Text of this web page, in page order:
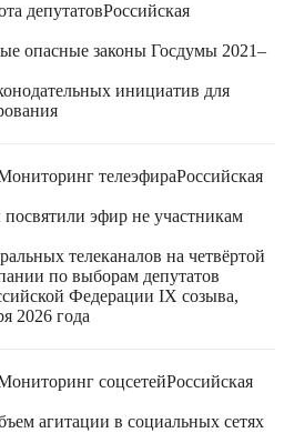
депутатовРоссийская
опасные законы Госдумы 2021–
инициатив для
телеэфираРоссийская
эфир не участникам
телеканалов на четвёртой
по выборам депутатов
Федерации IX созыва,
2026 года
соцсетейРоссийская
агитации в социальных сетях